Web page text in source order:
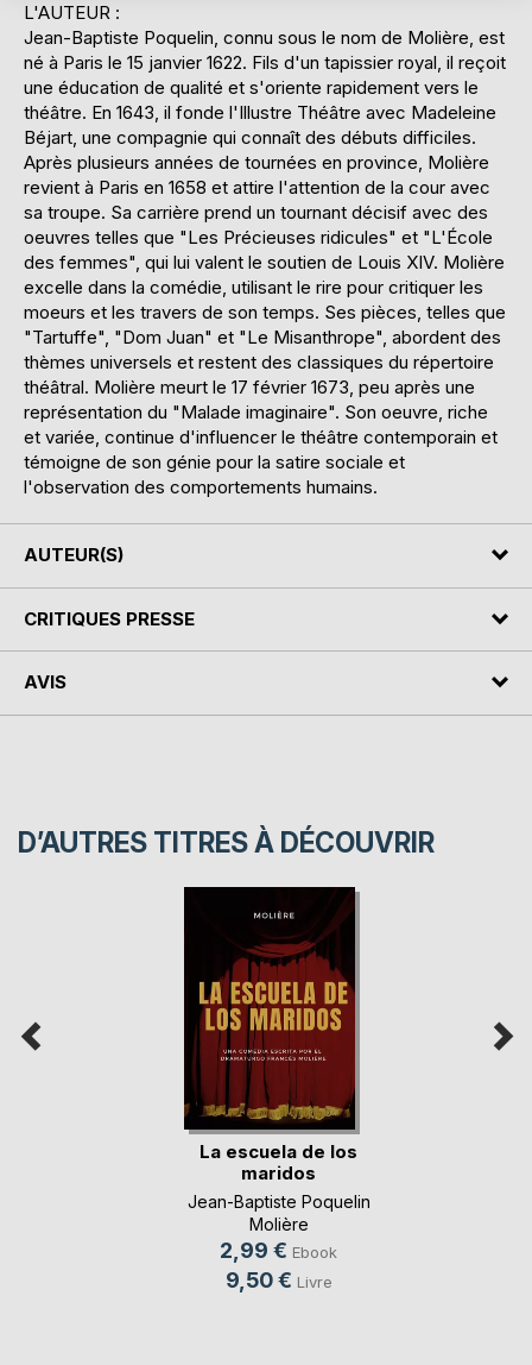
L'AUTEUR :
Jean-Baptiste Poquelin, connu sous le nom de Molière, est
né à Paris le 15 janvier 1622. Fils d'un tapissier royal, il reçoit
une éducation de qualité et s'oriente rapidement vers le
théâtre. En 1643, il fonde l'Illustre Théâtre avec Madeleine
Béjart, une compagnie qui connaît des débuts difficiles.
Après plusieurs années de tournées en province, Molière
revient à Paris en 1658 et attire l'attention de la cour avec
sa troupe. Sa carrière prend un tournant décisif avec des
oeuvres telles que "Les Précieuses ridicules" et "L'École
des femmes", qui lui valent le soutien de Louis XIV. Molière
excelle dans la comédie, utilisant le rire pour critiquer les
moeurs et les travers de son temps. Ses pièces, telles que
"Tartuffe", "Dom Juan" et "Le Misanthrope", abordent des
thèmes universels et restent des classiques du répertoire
théâtral. Molière meurt le 17 février 1673, peu après une
représentation du "Malade imaginaire". Son oeuvre, riche
et variée, continue d'influencer le théâtre contemporain et
témoigne de son génie pour la satire sociale et
l'observation des comportements humains.
AUTEUR(S)
CRITIQUES PRESSE
AVIS
D’AUTRES TITRES À DÉCOUVRIR
La escuela de los
maridos
Jean-Baptiste Poquelin
Molière
2,99 € Ebook
9,50 € Livre